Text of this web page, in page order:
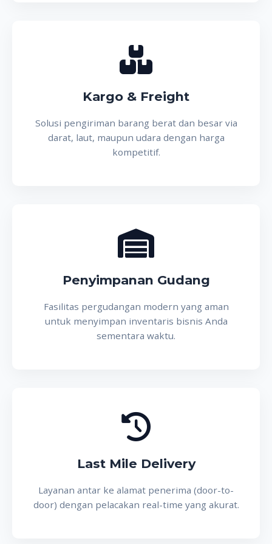
Kargo & Freight
Solusi pengiriman barang berat dan besar via
darat, laut, maupun udara dengan harga
kompetitif.
Penyimpanan Gudang
Fasilitas pergudangan modern yang aman
untuk menyimpan inventaris bisnis Anda
sementara waktu.
Last Mile Delivery
Layanan antar ke alamat penerima (door-to-
door) dengan pelacakan real-time yang akurat.